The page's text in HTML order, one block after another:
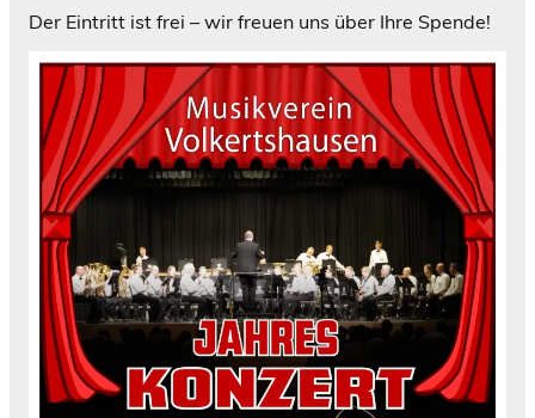
Der Eintritt ist frei – wir freuen uns über Ihre Spende!